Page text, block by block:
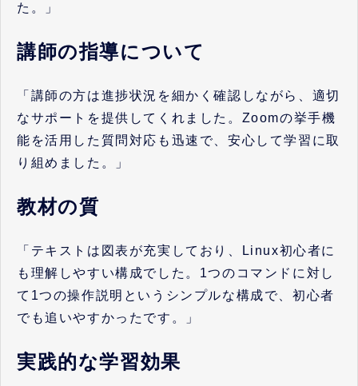
た。」
講師の指導について
「講師の方は進捗状況を細かく確認しながら、適切
なサポートを提供してくれました。Zoomの挙手機
能を活用した質問対応も迅速で、安心して学習に取
り組めました。」
教材の質
「テキストは図表が充実しており、Linux初心者に
も理解しやすい構成でした。1つのコマンドに対し
て1つの操作説明というシンプルな構成で、初心者
でも追いやすかったです。」
実践的な学習効果